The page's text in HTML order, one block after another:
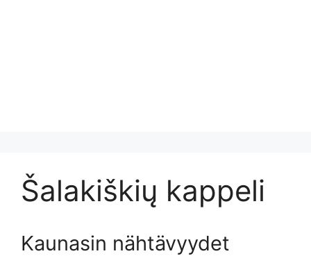
Šalakiškių kappeli
Kaunasin nähtävyydet